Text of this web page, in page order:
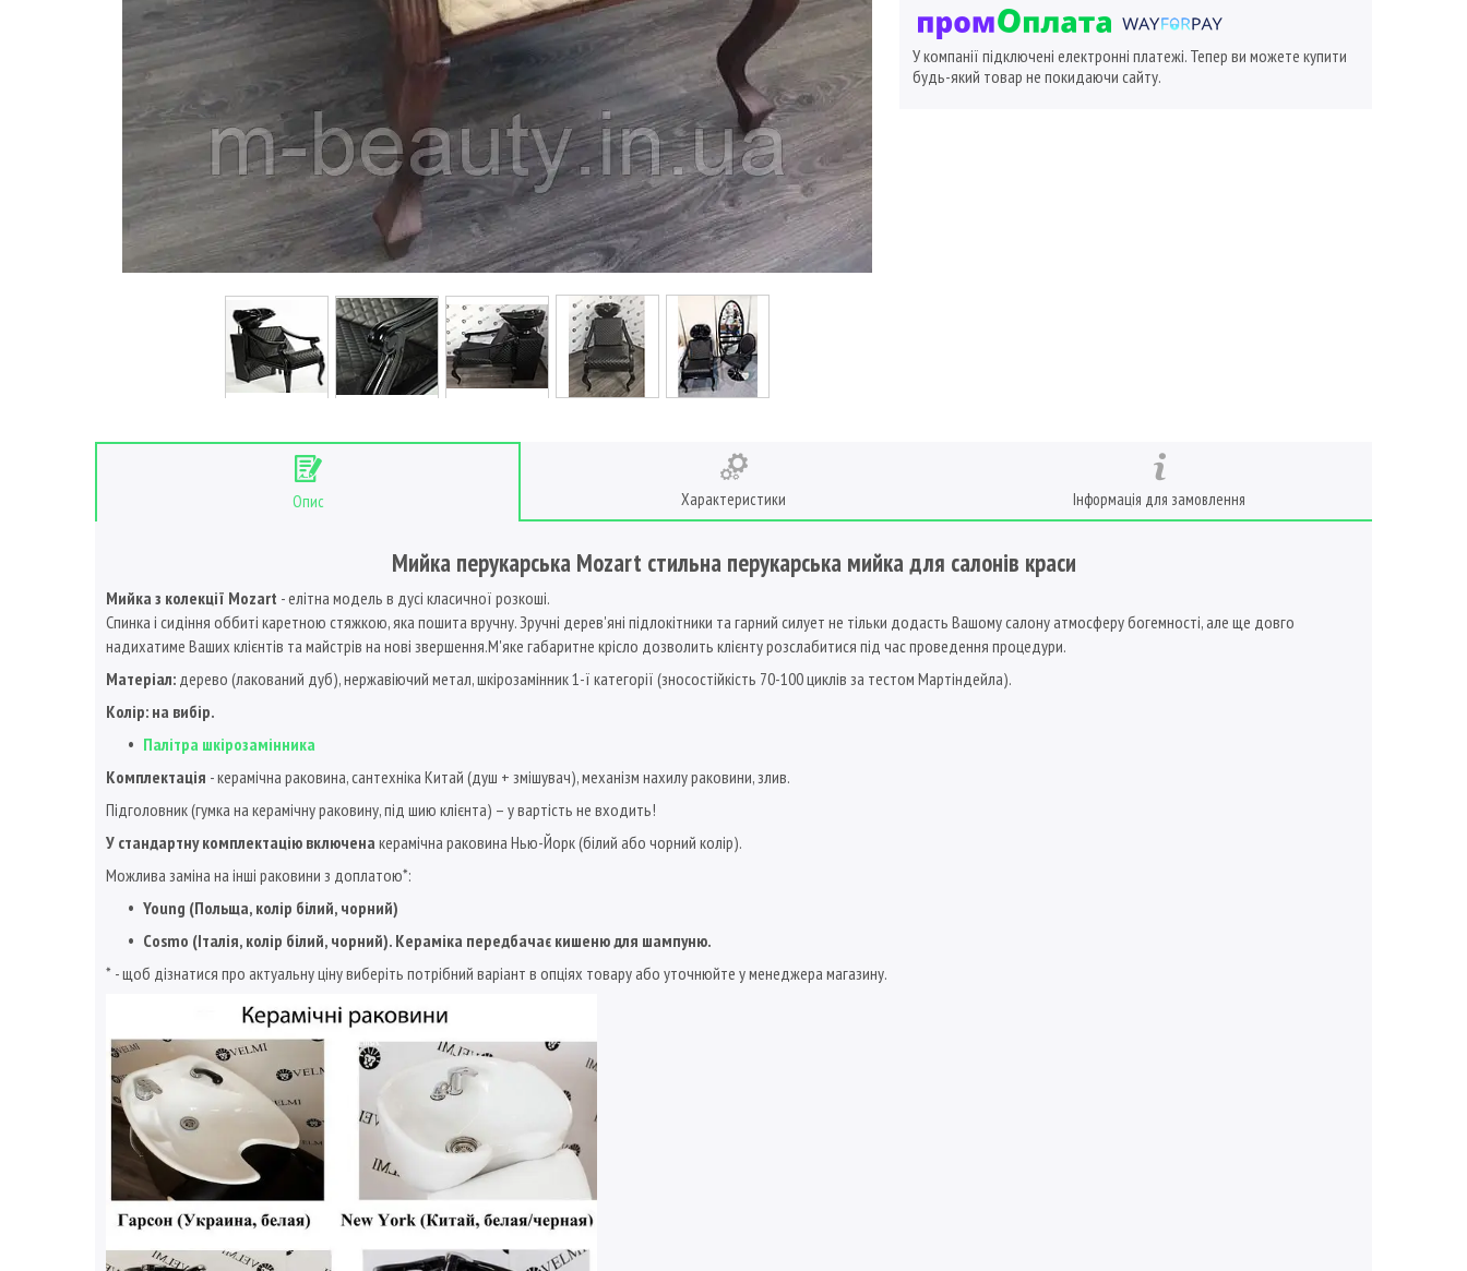
У компанії підключені електронні платежі. Тепер ви можете купити
будь-який товар не покидаючи сайту.
Опис Характеристики Інформація для замовлення
Мийка перукарська Mozart стильна перукарська мийка для салонів краси
Мийка з колекції Mozart - елітна модель в дусі класичної розкоші.
Спинка і сидіння оббиті каретною стяжкою, яка пошита вручну. Зручні дерев'яні підлокітники та гарний силует не тільки додасть Вашому салону атмосферу богемності, але ще довго
надихатиме Ваших клієнтів та майстрів на нові звершення.М'яке габаритне крісло дозволить клієнту розслабитися під час проведення процедури.
Матеріал: дерево (лакований дуб), нержавіючий метал, шкірозамінник 1-ї категорії (зносостійкість 70-100 циклів за тестом Мартіндейла).
Колір: на вибір.
Палітра шкірозамінника
Комплектація - керамічна раковина, сантехніка Китай (душ + змішувач), механізм нахилу раковини, злив.
Підголовник (гумка на керамічну раковину, під шию клієнта) – у вартість не входить!
У стандартну комплектацію включена керамічна раковина Нью-Йорк (білий або чорний колір).
Можлива заміна на інші раковини з доплатою*:
Young (Польща, колір білий, чорний)
Cosmo (Італія, колір білий, чорний). Кераміка передбачає кишеню для шампуню.
* - щоб дізнатися про актуальну ціну виберіть потрібний варіант в опціях товару або уточнюйте у менеджера магазину.